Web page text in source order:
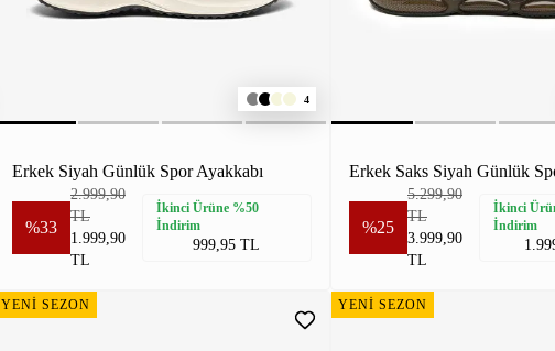
4
Erkek Siyah Günlük Spor Ayakkabı
%33
2.999,90
TL
1.999,90
TL
İkinci Ürüne %50
İndirim
999,95 TL
Erkek Saks Siyah Günlük
%25
5.299,90
TL
3.999,90
TL
İkinci
İndirim
YENİ SEZON YENİ SEZON